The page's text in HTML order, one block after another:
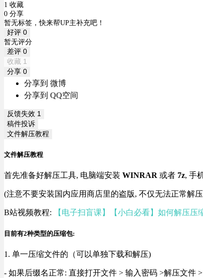
1 收藏
0 分享
暂无标签，快来帮UP主补充吧！
好评 0
暂无评分
差评 0
收藏 1
分享 0
分享到 微博
分享到 QQ空间
反馈失效 1
稿件投诉
文件解压教程
文件解压教程
首先准备好解压工具, 电脑端安装 WINRAR 或者 7z, 手
(注意不要安装国内应用商店里的盗版, 不仅无法正常解
B站视频教程: 【电子扫盲课】【小白必看】如何解压压
目前有2种类型的压缩包:
1. 单一压缩文件的（可以单独下载和解压)
- 如果后缀名正常: 直接打开文件 > 输入密码 >解压文件